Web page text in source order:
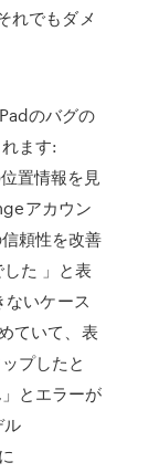
れでもダメ
のバグの
ます:
置情報を見
アカウン
頼性を改善
た 」と表
いケース
ていて、表
プしたと
とエラーが
ル